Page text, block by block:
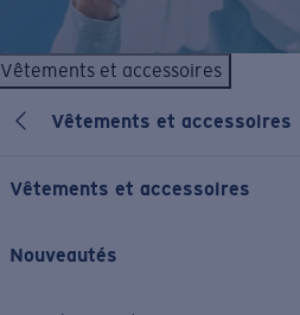
Vêtements et accessoires
Vêtements et accessoires
Vêtements et accessoires
Nouveautés